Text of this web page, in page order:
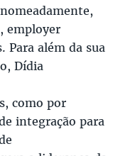
employer
Para além da sua
Dídia
como por
integração para